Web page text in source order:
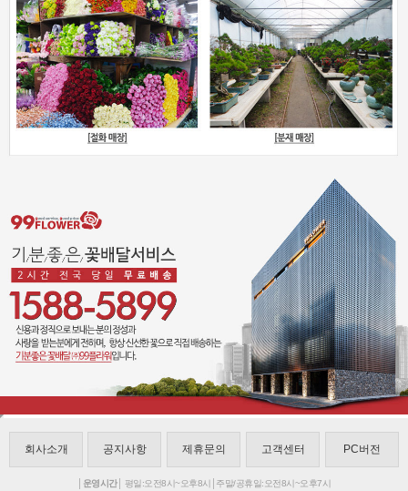
회사소개 공지사항 제휴문의 고객센터 PC버전
│운영시간│ 평일:오전8시~오후8시│주말/공휴일:오전8시~오후7시